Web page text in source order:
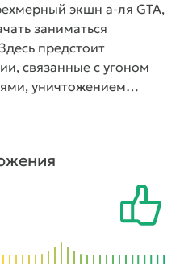
экшн а-ля GTA,
заниматься
предстоит
связанные с угоном
уничтожением
сеять хаос на улицах
арсеналом
большим автопарком, в
легковых и грузовых